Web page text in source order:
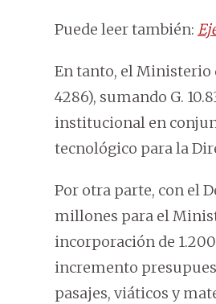
Puede leer también:
En tanto, el Ministerio
4286), sumando G.
institucional en
tecnológico para la
Por otra parte, con el
millones para el
incorporación de
incremento
pasajes, viáticos y